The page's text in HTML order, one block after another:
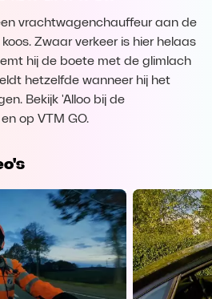
vrachtwagenchauffeur aan de
Zwaar verkeer is hier helaas
hij de boete met de glimlach
hetzelfde wanneer hij het
Bekijk 'Alloo bij de
op VTM GO.